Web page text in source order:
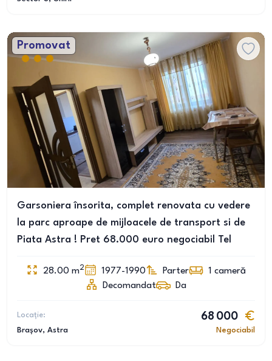
Promovat
Garsoniera însorita, complet renovata cu vedere
la parc aproape de mijloacele de transport si de
Piata Astra ! Pret 68.000 euro negociabil Tel
28.00 m2 1977-1990 Parter 1 cameră
Decomandat
Da
Locație:
Brașov, Astra
68 000
Negociabil